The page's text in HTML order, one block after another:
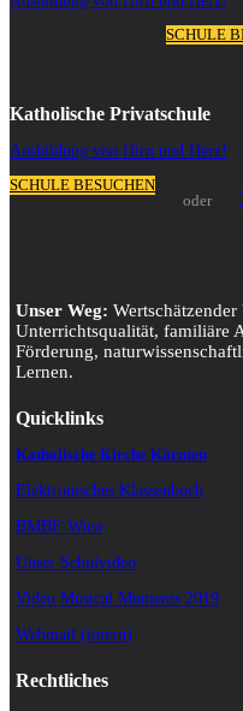
SCHULE
Katholische Privatschule
Ausbildung von Hirn und Herz!
SCHULE BESUCHEN
oder
Unser Weg:
Unterrichtsqualität, familiäre
Förderung,
Lernen.
Quicklinks
Katholische Kirche Kärnten
Elektronisches Klassenbuch
BMBF-Wien
Unser Schulvideo
Video Musical Moments 2019
Webmail (intern)
Rechtliches